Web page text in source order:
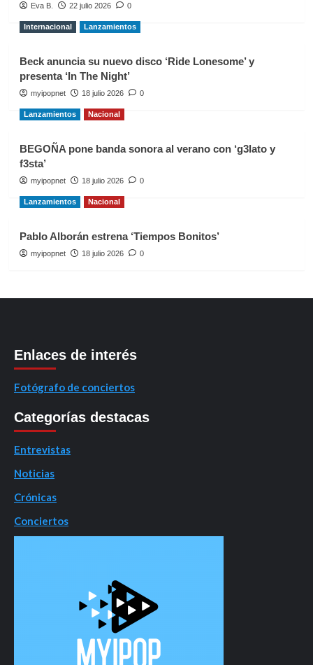
Eva B. 22 julio 2026 0
Internacional Lanzamientos
Beck anuncia su nuevo disco ‘Ride Lonesome’ y
presenta ‘In The Night’
myipopnet 18 julio 2026 0
Lanzamientos Nacional
BEGOÑA pone banda sonora al verano con ‘g3lato y
f3sta’
myipopnet 18 julio 2026 0
Lanzamientos Nacional
Pablo Alborán estrena ‘Tiempos Bonitos’
myipopnet 18 julio 2026 0
Enlaces de interés
Fotógrafo de conciertos
Categorías destacas
Entrevistas
Noticias
Crónicas
Conciertos